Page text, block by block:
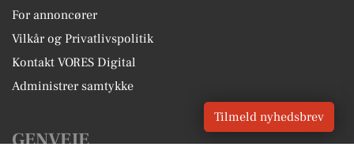
For annoncører
Vilkår og Privatlivspolitik
Kontakt VORES Digital
Administrer samtykke
GENVEJE
Tilmeld nyhedsbrev